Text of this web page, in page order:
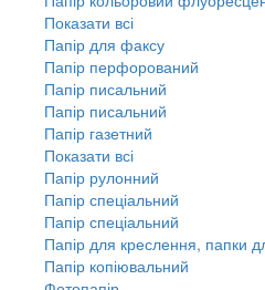
Показати всі
Папір для факсу
Папір перфорований
Папір писальний
Папір писальний
Папір газетний
Показати всі
Папір рулонний
Папір спеціальний
Папір спеціальний
Папір для креслення, папки
Папір копіювальний